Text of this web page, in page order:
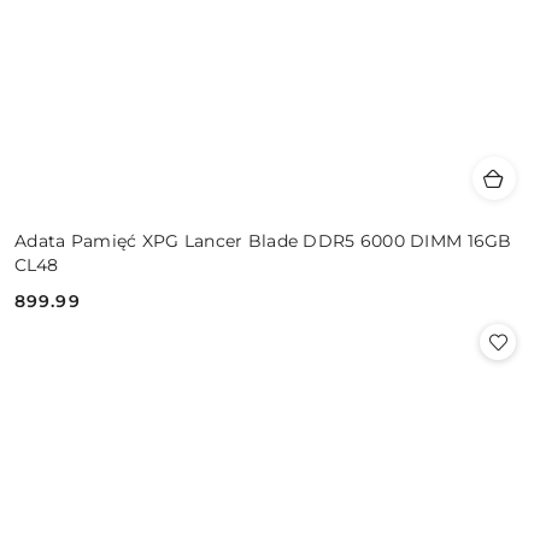
Adata Pamięć XPG Lancer Blade DDR5 6000 DIMM 16GB
CL48
Cena:
899.99